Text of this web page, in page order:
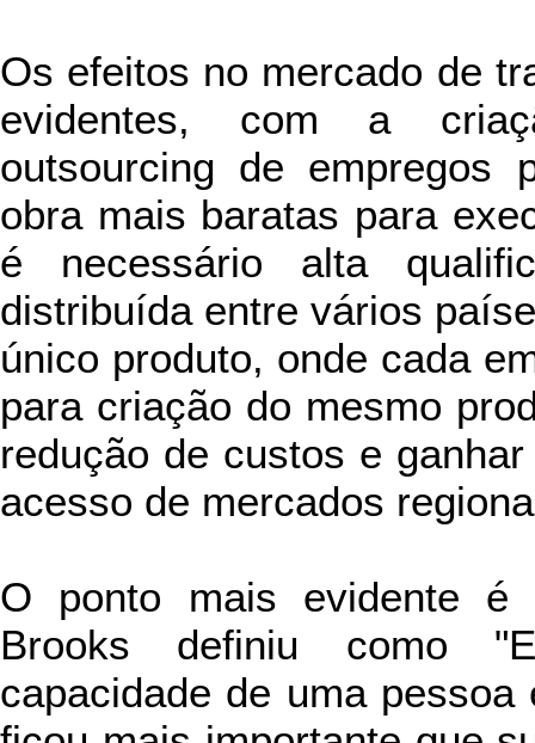
Os efeitos no mercado de
evidentes, com a
outsourcing de empregos
obra mais baratas para
é necessário alta
distribuída entre vários
único produto, onde cada
para criação do mesmo
redução de custos e
acesso de mercados
O ponto mais evidente
Brooks definiu como
capacidade de uma